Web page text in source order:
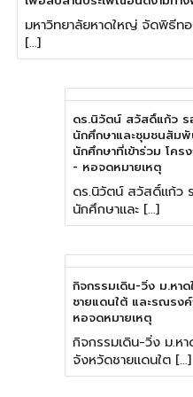
มหาวิทยาลัยหาดใหญ่ จัดพิธีท
[…]
ดร.นิวัตน์ สวัสดิ์แก้ว
นักศึกษาและชุมชนสัมพั
นักศึกษาที่เข้าร่วม โค
- หอจดหมายเหตุ
ดร.นิวัตน์ สวัสดิ์แก้ว
นักศึกษาและ […]
กิจกรรมเดิน-วิ่ง ม.ห
ชายแดนใต้ และรณรง
หอจดหมายเหตุ
กิจกรรมเดิน-วิ่ง ม.ห
จังหวัดชายแดนใต […]